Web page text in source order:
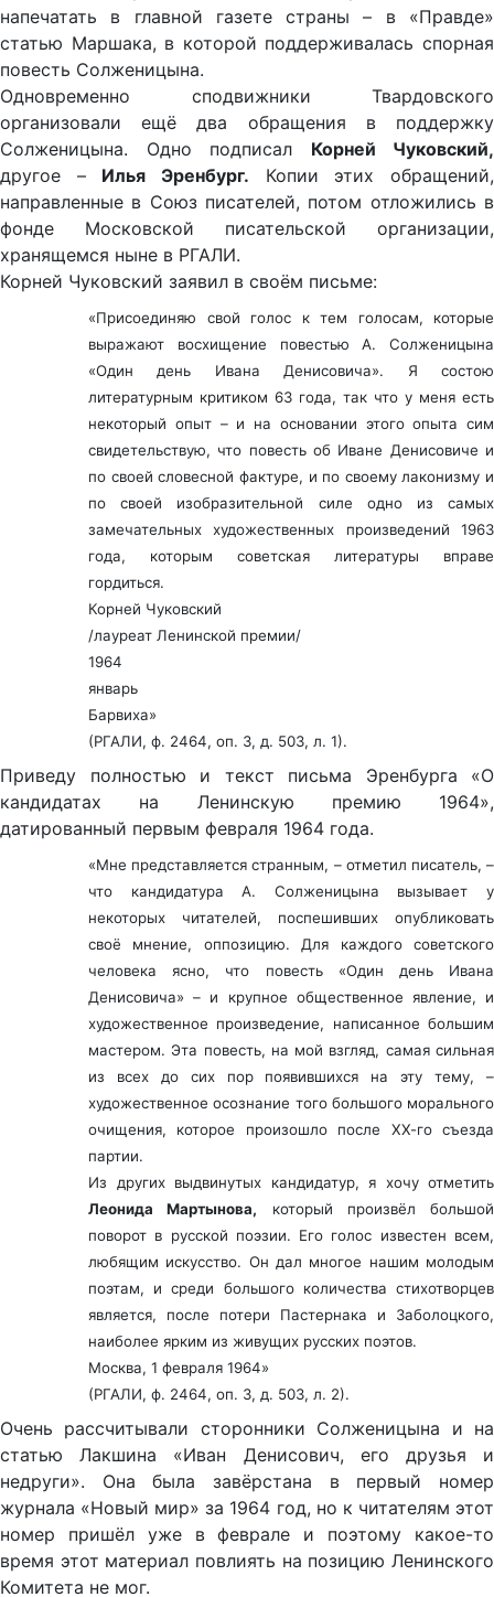
напечатать в главной газете страны – в «Правде»
статью Маршака, в которой поддерживалась спорная
повесть Солженицына.
Одновременно сподвижники Твардовского
организовали ещё два обращения в поддержку
Солженицына. Одно подписал Корней Чуковский,
другое – Илья Эренбург. Копии этих обращений,
направленные в Союз писателей, потом отложились в
фонде Московской писательской организации,
хранящемся ныне в РГАЛИ.
Корней Чуковский заявил в своём письме:
«Присоединяю свой голос к тем голосам, которые
выражают восхищение повестью А. Солженицына
«Один день Ивана Денисовича». Я состою
литературным критиком 63 года, так что у меня есть
некоторый опыт – и на основании этого опыта сим
свидетельствую, что повесть об Иване Денисовиче и
по своей словесной фактуре, и по своему лаконизму и
по своей изобразительной силе одно из самых
замечательных художественных произведений 1963
года, которым советская литературы вправе
гордиться.
Корней Чуковский
/лауреат Ленинской премии/
1964
январь
Барвиха»
(РГАЛИ, ф. 2464, оп. 3, д. 503, л. 1).
Приведу полностью и текст письма Эренбурга «О
кандидатах на Ленинскую премию 1964»,
датированный первым февраля 1964 года.
«Мне представляется странным, – отметил писатель, –
что кандидатура А. Солженицына вызывает у
некоторых читателей, поспешивших опубликовать
своё мнение, оппозицию. Для каждого советского
человека ясно, что повесть «Один день Ивана
Денисовича» – и крупное общественное явление, и
художественное произведение, написанное большим
мастером. Эта повесть, на мой взгляд, самая сильная
из всех до сих пор появившихся на эту тему, –
художественное осознание того большого морального
очищения, которое произошло после ХХ-го съезда
партии.
Из других выдвинутых кандидатур, я хочу отметить
Леонида Мартынова, который произвёл большой
поворот в русской поэзии. Его голос известен всем,
любящим искусство. Он дал многое нашим молодым
поэтам, и среди большого количества стихотворцев
является, после потери Пастернака и Заболоцкого,
наиболее ярким из живущих русских поэтов.
Москва, 1 февраля 1964»
(РГАЛИ, ф. 2464, оп. 3, д. 503, л. 2).
Очень рассчитывали сторонники Солженицына и на
статью Лакшина «Иван Денисович, его друзья и
недруги». Она была завёрстана в первый номер
журнала «Новый мир» за 1964 год, но к читателям этот
номер пришёл уже в феврале и поэтому какое-то
время этот материал повлиять на позицию Ленинского
Комитета не мог.